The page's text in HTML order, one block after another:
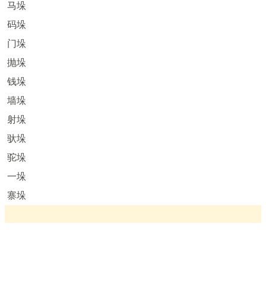
马垛
码垛
门垛
抛垛
钱垛
墙垛
射垛
驮垛
驼垛
一垛
寨垛